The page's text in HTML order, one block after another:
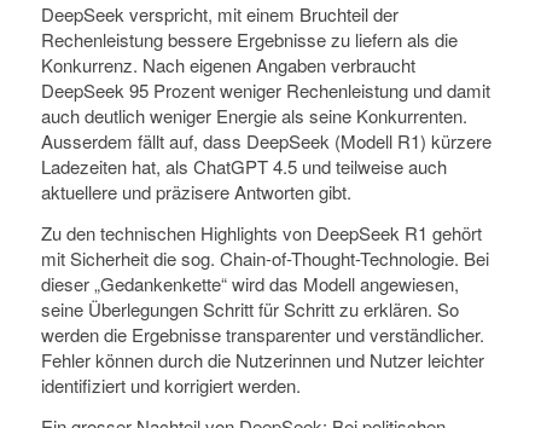
DeepSeek verspricht, mit einem Bruchteil der
Rechenleistung bessere Ergebnisse zu liefern als die
Konkurrenz. Nach eigenen Angaben verbraucht
DeepSeek 95 Prozent weniger Rechenleistung und damit
auch deutlich weniger Energie als seine Konkurrenten.
Ausserdem fällt auf, dass DeepSeek (Modell R1) kürzere
Ladezeiten hat, als ChatGPT 4.5 und teilweise auch
aktuellere und präzisere Antworten gibt.
Zu den technischen Highlights von DeepSeek R1 gehört
mit Sicherheit die sog. Chain-of-Thought-Technologie. Bei
dieser „Gedankenkette“ wird das Modell angewiesen,
seine Überlegungen Schritt für Schritt zu erklären. So
werden die Ergebnisse transparenter und verständlicher.
Fehler können durch die Nutzerinnen und Nutzer leichter
identifiziert und korrigiert werden.